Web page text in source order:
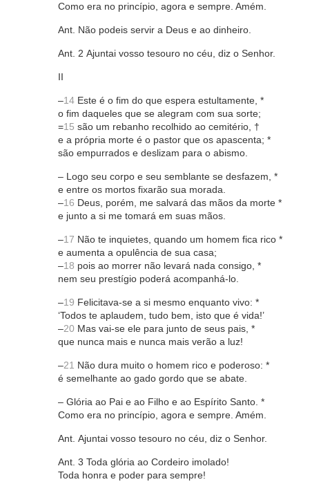
Como era no princípio, agora e sempre. Amém.
Ant. Não podeis servir a Deus e ao dinheiro.
Ant. 2 Ajuntai vosso tesouro no céu, diz o Senhor.
II
–14 Este é o fim do que espera estultamente, *
o fim daqueles que se alegram com sua sorte;
=15 são um rebanho recolhido ao cemitério, †
e a própria morte é o pastor que os apascenta; *
são empurrados e deslizam para o abismo.
– Logo seu corpo e seu semblante se desfazem, *
e entre os mortos fixarão sua morada.
–16 Deus, porém, me salvará das mãos da morte *
e junto a si me tomará em suas mãos.
–17 Não te inquietes, quando um homem fica rico *
e aumenta a opulência de sua casa;
–18 pois ao morrer não levará nada consigo, *
nem seu prestígio poderá acompanhá-lo.
–19 Felicitava-se a si mesmo enquanto vivo: *
‘Todos te aplaudem, tudo bem, isto que é vida!’
–20 Mas vai-se ele para junto de seus pais, *
que nunca mais e nunca mais verão a luz!
–21 Não dura muito o homem rico e poderoso: *
é semelhante ao gado gordo que se abate.
– Glória ao Pai e ao Filho e ao Espírito Santo. *
Como era no princípio, agora e sempre. Amém.
Ant. Ajuntai vosso tesouro no céu, diz o Senhor.
Ant. 3 Toda glória ao Cordeiro imolado!
Toda honra e poder para sempre!